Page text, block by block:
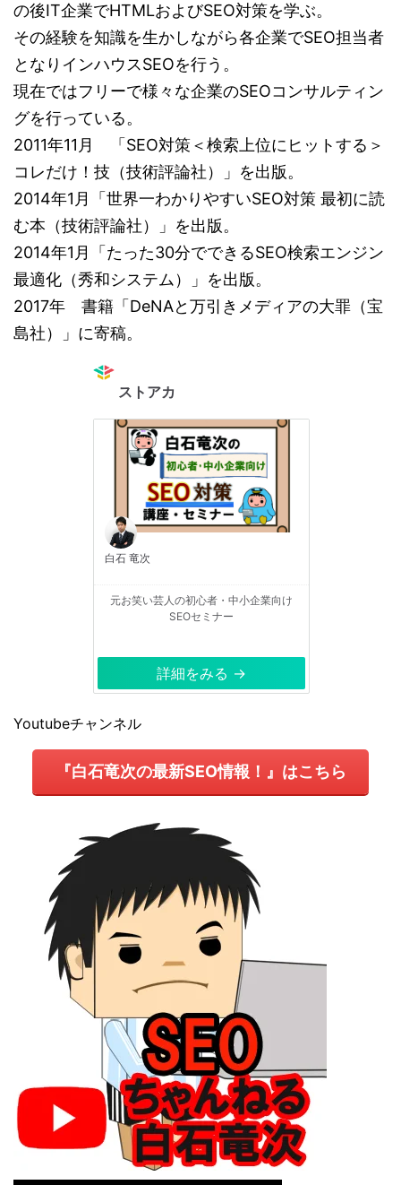
の後IT企業でHTMLおよびSEO対策を学ぶ。
その経験を知識を生かしながら各企業でSEO担当者
となりインハウスSEOを行う。
現在ではフリーで様々な企業のSEOコンサルティン
グを行っている。
2011年11月 「SEO対策＜検索上位にヒットする＞
コレだけ！技（技術評論社）」を出版。
2014年1月「世界一わかりやすいSEO対策 最初に読
む本（技術評論社）」を出版。
2014年1月「たった30分でできるSEO検索エンジン
最適化（秀和システム）」を出版。
2017年 書籍「DeNAと万引きメディアの大罪（宝
島社）」に寄稿。
ストアカ
白石 竜次
元お笑い芸人の初心者・中小企業向け
SEOセミナー
詳細をみる →
Youtubeチャンネル
『白石竜次の最新SEO情報！』はこちら